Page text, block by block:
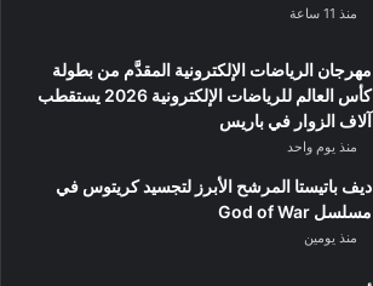
منذ 11 ساعة
مهرجان الرياضات الإلكترونية المقدَّم من بطولة
كأس العالم للرياضات الإلكترونية 2026 يستقطب
آلاف الزوار في باريس
منذ يوم واحد
ديف باتيستا المرشح الأبرز لتجسيد كريتوس في
مسلسل God of War
منذ يومين